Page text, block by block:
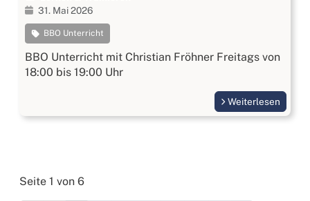
31. Mai 2026
BBO Unterricht
BBO Unterricht mit Christian Fröhner Freitags von
18:00 bis 19:00 Uhr
Weiterlesen
Seite 1 von 6